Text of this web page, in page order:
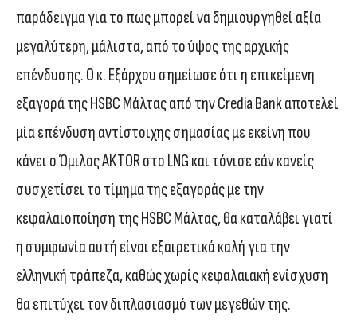
παράδειγμα για το πως μπορεί να δημιουργηθεί αξία
μεγαλύτερη, μάλιστα, από το ύψος της αρχικής
επένδυσης. Ο κ. Εξάρχου σημείωσε ότι η επικείμενη
εξαγορά της HSBC Μάλτας από την Credia Bank αποτελεί
μία επένδυση αντίστοιχης σημασίας με εκείνη που
κάνει ο Όμιλος AKTOR στο LNG και τόνισε εάν κανείς
συσχετίσει το τίμημα της εξαγοράς με την
κεφαλαιοποίηση της HSBC Μάλτας, θα καταλάβει γιατί
η συμφωνία αυτή είναι εξαιρετικά καλή για την
ελληνική τράπεζα, καθώς χωρίς κεφαλαιακή ενίσχυση
θα επιτύχει τον διπλασιασμό των μεγεθών της.